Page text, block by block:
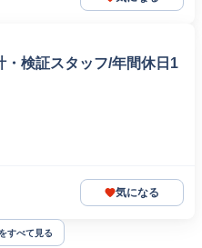
・検証スタッフ/年間休日1
気になる
すべて見る